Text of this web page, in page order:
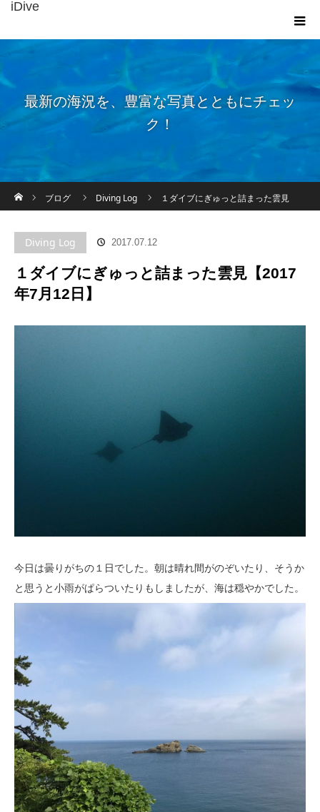
iDive
最新の海況を、豊富な写真とともにチェッ
ク！
ブログ
Diving Log １ダイブにぎゅっと詰まった雲見
Diving Log 2017.07.12
１ダイブにぎゅっと詰まった雲見【2017
年7月12日】
今日は曇りがちの１日でした。朝は晴れ間がのぞいたり、そうか
と思うと小雨がぱらついたりもしましたが、海は穏やかでした。